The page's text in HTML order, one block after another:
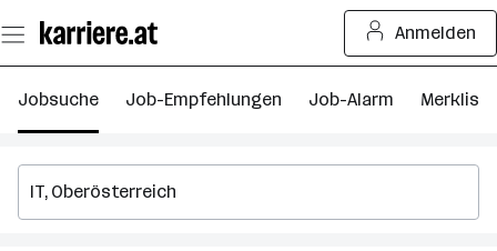
Seiteninhalt
springen
Anmelden
Jobsuche Job-Empfehlungen Job-Alarm Merkliste